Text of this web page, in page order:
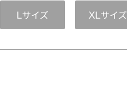
Lサイズ XLサイズ